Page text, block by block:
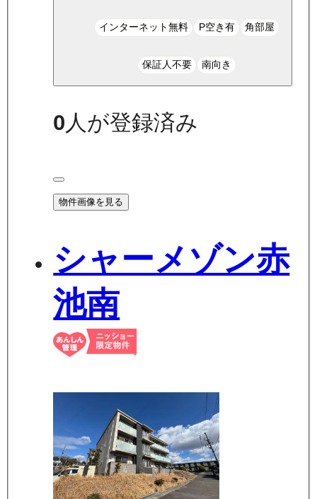
インターネット無料 P空き有 角部屋
保証人不要 南向き
0 人が登録済み
物件画像を見る
シャーメゾン赤
池南